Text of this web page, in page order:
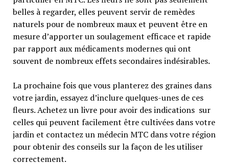
belles à regarder, elles peuvent servir de remèdes
naturels pour de nombreux maux et peuvent être en
mesure d’apporter un soulagement efficace et rapide
par rapport aux médicaments modernes qui ont
souvent de nombreux effets secondaires indésirables.
La prochaine fois que vous planterez des graines dans
votre jardin, essayez d’inclure quelques-unes de ces
fleurs. Achetez un livre pour avoir des indications sur
celles qui peuvent facilement être cultivées dans votre
jardin et contactez un médecin MTC dans votre région
pour obtenir des conseils sur la façon de les utiliser
correctement.